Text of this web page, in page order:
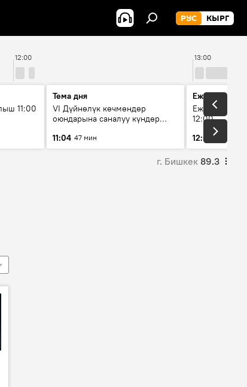
РУС КЫРГ
12:00 13:00
11:00
Тема дня
VI Дүйнөлүк көчмөндөр
оюндарына саналуу күндөр
этапка жетти?
11:04 47 мин
Ежедневные
Ежедневные
12:00
12:01
3 мин
г. Бишкек 89.3